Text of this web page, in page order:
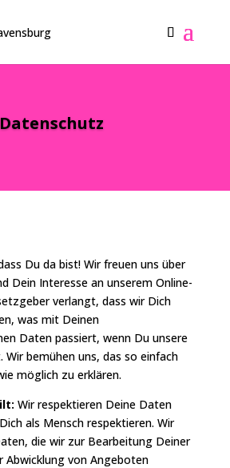
Datenschutz
Du da bist! Wir freuen uns über
Dein Interesse an unserem Online-
verlangt, dass wir Dich
was mit Deinen
Daten passiert, wenn Du unsere
Wir bemühen uns, das so einfach
möglich zu erklären.
Wir respektieren Deine Daten
als Mensch respektieren. Wir
die wir zur Bearbeitung Deiner
Abwicklung von Angeboten